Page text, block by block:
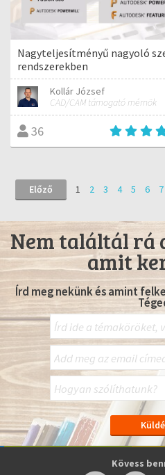
Nagyteljesítményű nagyoló
rendszerekben
Kollár József
CAD/CAM támogató mérnök
36
Előző 1 2 3 4 5 6 7
Nem találtál rá
amit
Írd meg nekünk és amint
Kövess